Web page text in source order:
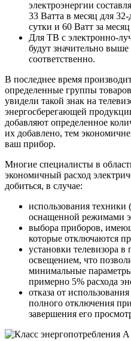
электроэнергии
33 Ватта в месяц для
сутки и 60 Ватт за
Для ТВ с электронно-
будут значительно
соответственно.
В последнее время
определенные группы
увидели такой знак на
энергосберегающей
добавляют определенное
их добавлено, тем
ваш прибор.
Многие специалисты в
экономичный расход
добиться, в случае:
использования техники
оснащенной режимами
выбора приборов,
которые отключаются
установки телевизора
освещением, что
минимальные параметры
примерно 5% расхода
отказа от
полного отключения
завершения его